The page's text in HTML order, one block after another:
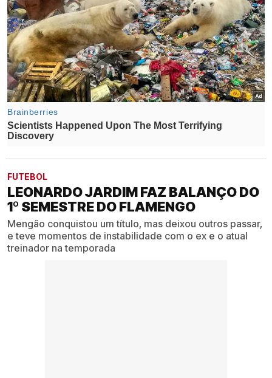
FUTEBOL
LEONARDO JARDIM FAZ BALANÇO DO
1º SEMESTRE DO FLAMENGO
Mengão conquistou um título, mas deixou outros passar,
e teve momentos de instabilidade com o ex e o atual
treinador na temporada